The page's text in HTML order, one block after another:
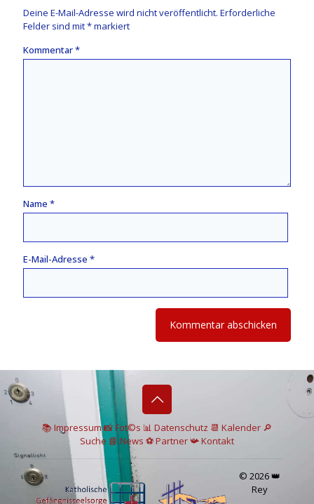
Deine E-Mail-Adresse wird nicht veröffentlicht. Erforderliche
Felder sind mit*markiert
Kommentar*
Name *
E-Mail-Adresse *
📚 Impressum📸Fot©s 📊 Datenschutz 📆 Kalender 🔎
Suche 📘 News ⚽Partner📯Kontakt
© 2026 👑
Rey